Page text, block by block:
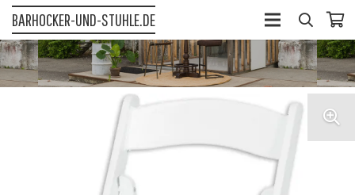
BARHOCKER-UND-STUHLE.DE